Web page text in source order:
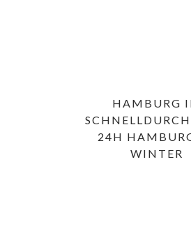
HAMBURG
24H
WINTER